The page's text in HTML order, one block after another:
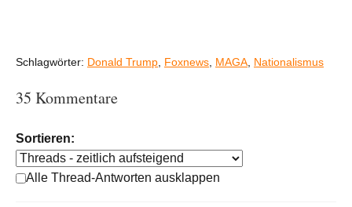
Schlagwörter: Donald Trump, Foxnews, MAGA, Nationalismus
35 Kommentare
Sortieren:
Alle Thread-Antworten ausklappen